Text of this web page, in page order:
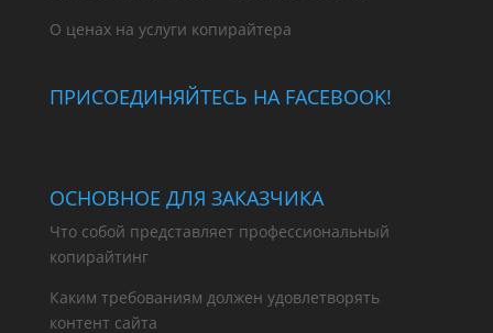
О ценах на услуги копирайтера
ПРИСОЕДИНЯЙТЕСЬ НА FACEBOOK!
ОСНОВНОЕ ДЛЯ ЗАКАЗЧИКА
Что собой представляет профессиональный
копирайтинг
Каким требованиям должен удовлетворять
контент сайта